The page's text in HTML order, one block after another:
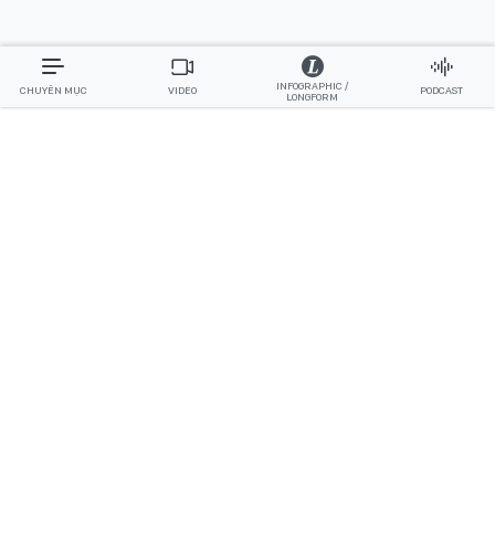
CHUYÊN MỤC VIDEO
INFOGRAPHIC /
LONGFORM
PODCAST